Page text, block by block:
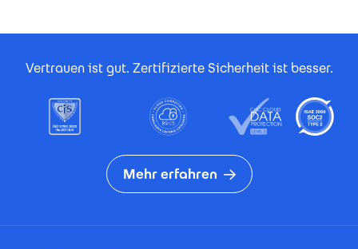
Vertrauen ist gut. Zertifizierte Sicherheit ist besser.
Mehr erfahren